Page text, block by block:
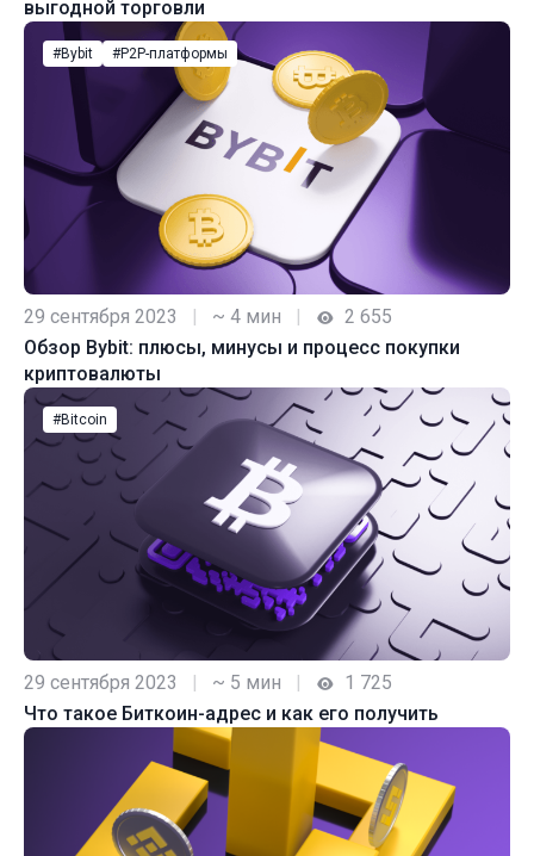
выгодной торговли
#Bybit #P2P-платформы
29 сентября 2023 | ~ 4 мин |
2 655
Обзор Bybit: плюсы, минусы и процесс покупки
криптовалюты
#Bitcoin
29 сентября 2023 ~ 5 мин
1 725
Что такое Биткоин-адрес и как его получить